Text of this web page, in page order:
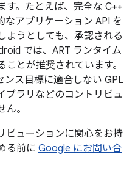
す。たとえば、完全な C++
なアプリケーション API を
ようとしても、承認される
では、ART ランタイム
とが推奨されています。
ンス目標に適合しない GPL
ブラリなどのコントリビュ
。
ビューションに関心をお持
る前に Google にお問い合